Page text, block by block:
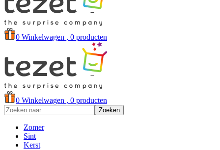
0 Winkelwagen , 0 producten
0 Winkelwagen , 0 producten
Zoeken
Zomer
Sint
Kerst